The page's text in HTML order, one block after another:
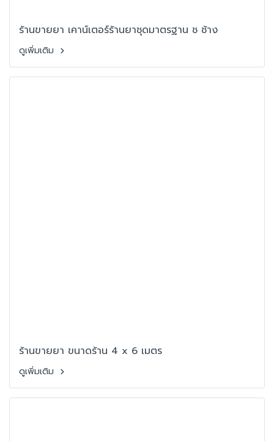
ร้านขายยา เคาน์เตอร์ร้านยาชุดมาตรฐาน ช ช้าง
ดูเพิ่มเติม
ร้านขายยา ขนาดร้าน 4 x 6 เมตร
ดูเพิ่มเติม